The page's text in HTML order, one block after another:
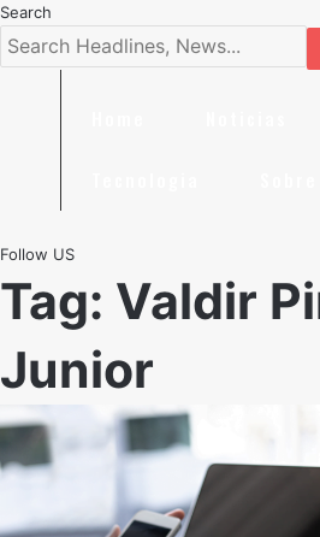
Search
Follow US
Tag: Valdir
Junior